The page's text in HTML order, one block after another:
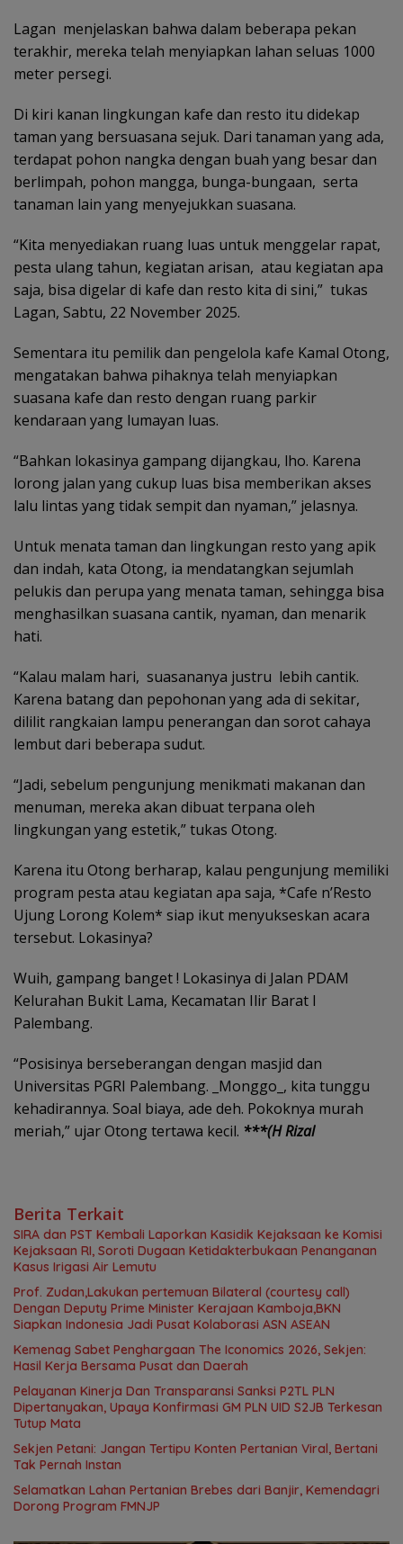
Lagan menjelaskan bahwa dalam beberapa pekan
terakhir, mereka telah menyiapkan lahan seluas 1000
meter persegi.
Di kiri kanan lingkungan kafe dan resto itu didekap
taman yang bersuasana sejuk. Dari tanaman yang ada,
terdapat pohon nangka dengan buah yang besar dan
berlimpah, pohon mangga, bunga-bungaan, serta
tanaman lain yang menyejukkan suasana.
“Kita menyediakan ruang luas untuk menggelar rapat,
pesta ulang tahun, kegiatan arisan, atau kegiatan apa
saja, bisa digelar di kafe dan resto kita di sini,” tukas
Lagan, Sabtu, 22 November 2025.
Sementara itu pemilik dan pengelola kafe Kamal Otong,
mengatakan bahwa pihaknya telah menyiapkan
suasana kafe dan resto dengan ruang parkir
kendaraan yang lumayan luas.
“Bahkan lokasinya gampang dijangkau, lho. Karena
lorong jalan yang cukup luas bisa memberikan akses
lalu lintas yang tidak sempit dan nyaman,” jelasnya.
Untuk menata taman dan lingkungan resto yang apik
dan indah, kata Otong, ia mendatangkan sejumlah
pelukis dan perupa yang menata taman, sehingga bisa
menghasilkan suasana cantik, nyaman, dan menarik
hati.
“Kalau malam hari, suasananya justru lebih cantik.
Karena batang dan pepohonan yang ada di sekitar,
dililit rangkaian lampu penerangan dan sorot cahaya
lembut dari beberapa sudut.
“Jadi, sebelum pengunjung menikmati makanan dan
menuman, mereka akan dibuat terpana oleh
lingkungan yang estetik,” tukas Otong.
Karena itu Otong berharap, kalau pengunjung memiliki
program pesta atau kegiatan apa saja, *Cafe n’Resto
Ujung Lorong Kolem* siap ikut menyukseskan acara
tersebut. Lokasinya?
Wuih, gampang banget ! Lokasinya di Jalan PDAM
Kelurahan Bukit Lama, Kecamatan Ilir Barat I
Palembang.
“Posisinya berseberangan dengan masjid dan
Universitas PGRI Palembang. _Monggo_, kita tunggu
kehadirannya. Soal biaya, ade deh. Pokoknya murah
meriah,” ujar Otong tertawa kecil. ***(H Rizal
Berita Terkait
SIRA dan PST Kembali Laporkan Kasidik Kejaksaan ke Komisi
Kejaksaan RI, Soroti Dugaan Ketidakterbukaan Penanganan
Kasus Irigasi Air Lemutu
Prof. Zudan,Lakukan pertemuan Bilateral (courtesy call)
Dengan Deputy Prime Minister Kerajaan Kamboja,BKN
Siapkan Indonesia Jadi Pusat Kolaborasi ASN ASEAN
Kemenag Sabet Penghargaan The Iconomics 2026, Sekjen:
Hasil Kerja Bersama Pusat dan Daerah
Pelayanan Kinerja Dan Transparansi Sanksi P2TL PLN
Dipertanyakan, Upaya Konfirmasi GM PLN UID S2JB Terkesan
Tutup Mata
Sekjen Petani: Jangan Tertipu Konten Pertanian Viral, Bertani
Tak Pernah Instan
Selamatkan Lahan Pertanian Brebes dari Banjir, Kemendagri
Dorong Program FMNJP